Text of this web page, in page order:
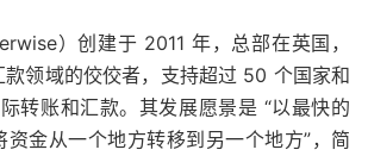
）创建于 2011 年，总部在英国，
领域的佼佼者，支持超过 50 个国家和
转账和汇款。其发展愿景是 “以最快的
资金从一个地方转移到另一个地方”，简